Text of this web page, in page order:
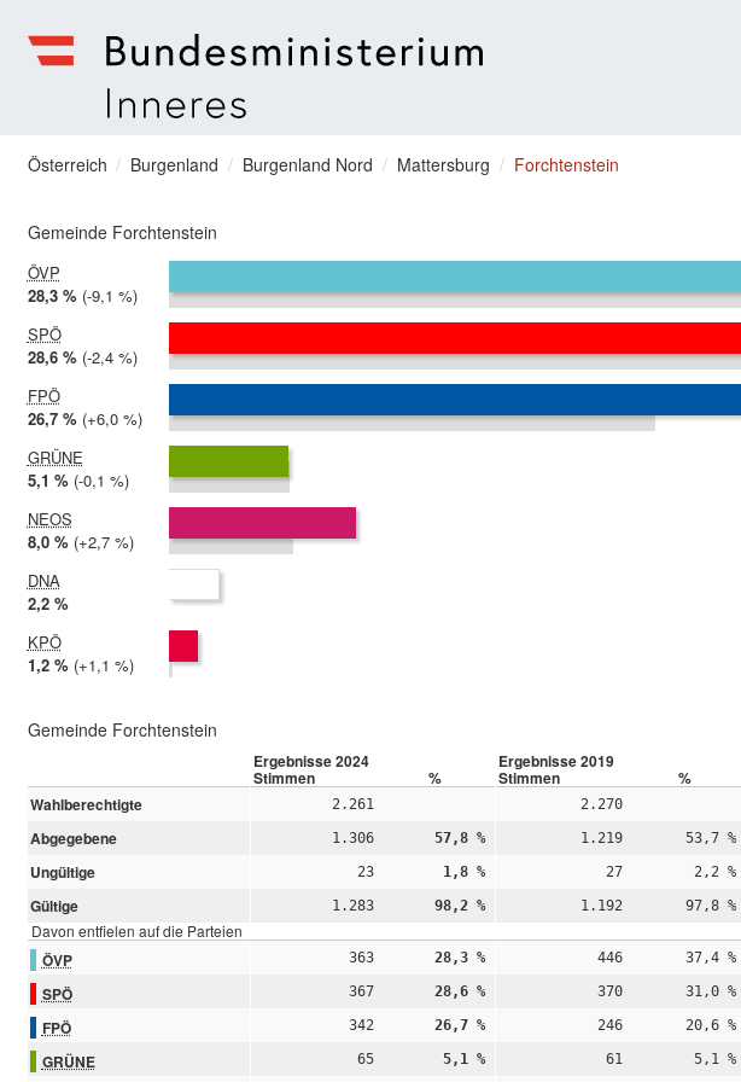
zum Menu springen
Sie befinden sich hier
Österreich Burgenland Burgenland Nord Mattersburg Forchtenstein
Gemeinde Forchtenstein
ÖVP
2024:
28,3 %
2019:
37,4 %
Differenz:
-9,1 %
SPÖ
2024:
28,6 %
2019:
31,0 %
Differenz:
-2,4 %
FPÖ
2024:
26,7 %
2019:
20,6 %
Differenz:
+6,0 %
GRÜNE
2024:
5,1 %
2019:
5,1 %
Differenz:
-0,1 %
NEOS
2024:
8,0 %
2019:
5,3 %
Differenz:
+2,7 %
DNA
2024:
2,2 %
KPÖ
2024:
1,2 %
2019:
0,2 %
Differenz:
+1,1 %
Gemeinde Forchtenstein
Ergebnisse 2024 Ergebnisse 2019
Stimmen % Stimmen %
Wahlberechtigte
2.261 2.270
Abgegebene 1.306 57,8 % 1.219 53,7 %
Ungültige 23 1,8 % 27 2,2 %
Gültige 1.283 98,2 % 1.192 97,8 %
Davon entfielen auf die Parteien
ÖVP 363 28,3 % 446 37,4 %
SPÖ 367 28,6 % 370 31,0 %
FPÖ 342 26,7 % 246 20,6 %
GRÜNE 65 5,1 % 61 5,1 %